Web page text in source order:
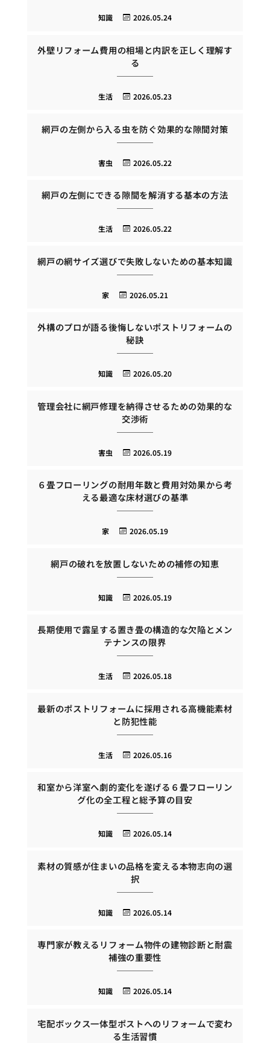
2026.05.24
知識
外壁リフォーム費用の相場と内訳を正しく理解す
る
2026.05.23
生活
網戸の左側から入る虫を防ぐ効果的な隙間対策
2026.05.22
害虫
網戸の左側にできる隙間を解消する基本の方法
2026.05.22
生活
網戸の網サイズ選びで失敗しないための基本知識
2026.05.21
家
外構のプロが語る後悔しないポストリフォームの
秘訣
2026.05.20
知識
管理会社に網戸修理を納得させるための効果的な
交渉術
2026.05.19
害虫
６畳フローリングの耐用年数と費用対効果から考
える最適な床材選びの基準
2026.05.19
家
網戸の破れを放置しないための補修の知恵
2026.05.19
知識
長期使用で露呈する置き畳の構造的な欠陥とメン
テナンスの限界
2026.05.18
生活
最新のポストリフォームに採用される高機能素材
と防犯性能
2026.05.16
生活
和室から洋室へ劇的変化を遂げる６畳フローリン
グ化の全工程と総予算の目安
2026.05.14
知識
素材の質感が住まいの品格を変える本物志向の選
択
2026.05.14
知識
専門家が教えるリフォーム物件の建物診断と耐震
補強の重要性
2026.05.14
知識
宅配ボックス一体型ポストへのリフォームで変わ
る生活習慣